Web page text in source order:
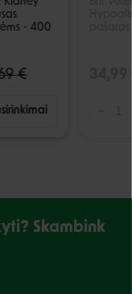
- 400
€
Skambink